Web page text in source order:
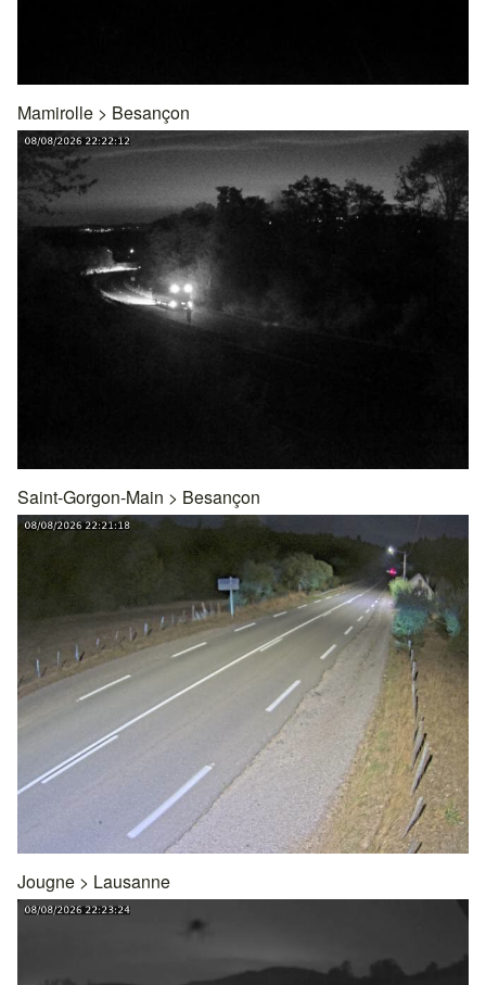
Mamirolle > Besançon
Saint-Gorgon-Main > Besançon
Jougne > Lausanne